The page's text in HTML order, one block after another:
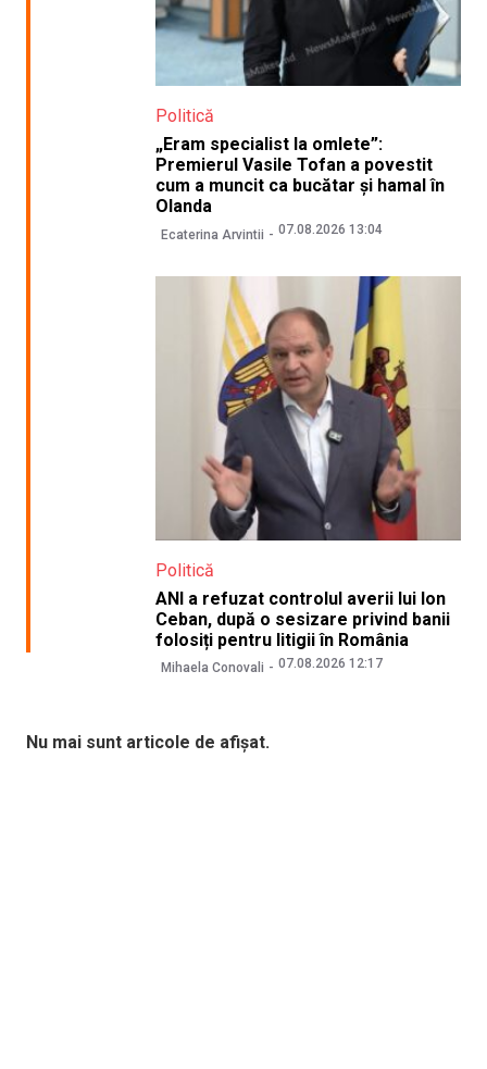
Politică
„Eram specialist la omlete”:
Premierul Vasile Tofan a povestit
cum a muncit ca bucătar și hamal în
Olanda
Ecaterina Arvintii 07.08.2026 13:04
Politică
ANI a refuzat controlul averii lui Ion
Ceban, după o sesizare privind banii
folosiți pentru litigii în România
Mihaela Conovali 07.08.2026 12:17
Nu mai sunt articole de afișat.